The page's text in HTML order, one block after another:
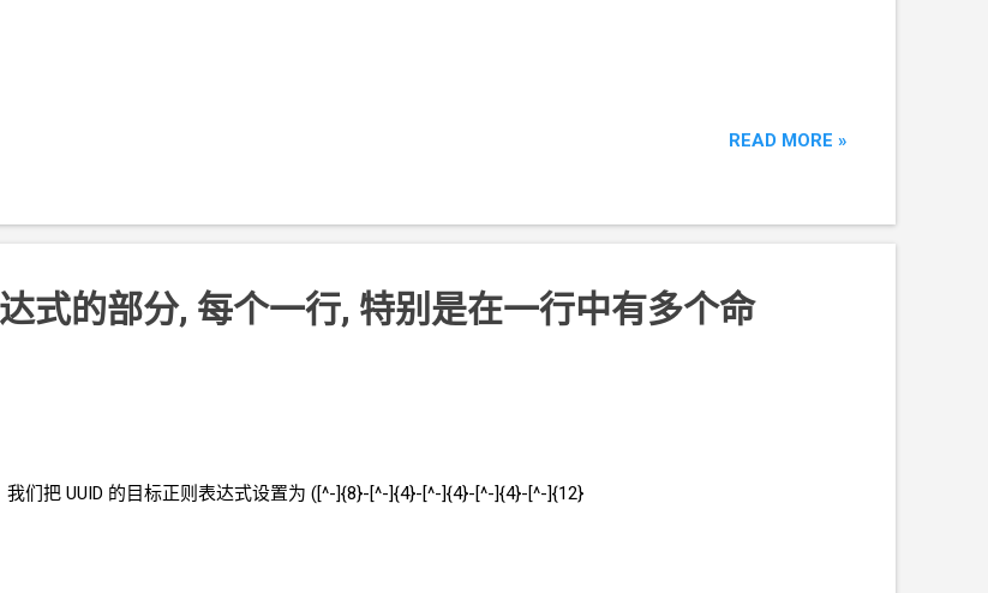
READ MORE »
式的部分, 每个一行, 特别是在一行中有多个命
我们把 UUID 的目标正则表达式设置为 ([^-]{8}-[^-]{4}-[^-]{4}-[^-]{4}-[^-]{12}